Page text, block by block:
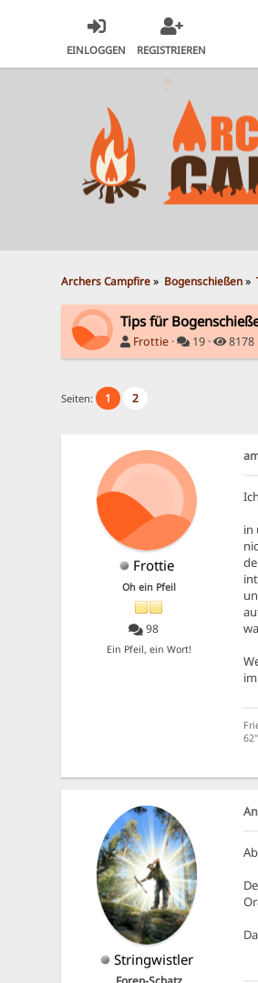
EINLOGGEN REGISTRIEREN
Archers Campfire» Bogenschießen»
Tips für
Frottie · 19 · 8178
Seiten: 1 2
Frottie
Oh ein Pfeil
98
Ein Pfeil, ein Wort!
in
Stringwistler